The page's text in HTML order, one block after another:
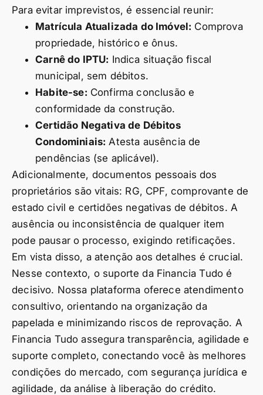
Para evitar imprevistos, é essencial reunir:
Matrícula Atualizada do Imóvel: Comprova
propriedade, histórico e ônus.
Carnê do IPTU: Indica situação fiscal
municipal, sem débitos.
Habite-se: Confirma conclusão e
conformidade da construção.
Certidão Negativa de Débitos
Condominiais: Atesta ausência de
pendências (se aplicável).
Adicionalmente, documentos pessoais dos
proprietários são vitais: RG, CPF, comprovante de
estado civil e certidões negativas de débitos. A
ausência ou inconsistência de qualquer item
pode pausar o processo, exigindo retificações.
Em vista disso, a atenção aos detalhes é crucial.
Nesse contexto, o suporte da Financia Tudo é
decisivo. Nossa plataforma oferece atendimento
consultivo, orientando na organização da
papelada e minimizando riscos de reprovação. A
Financia Tudo assegura transparência, agilidade e
suporte completo, conectando você às melhores
condições do mercado, com segurança jurídica e
agilidade, da análise à liberação do crédito.